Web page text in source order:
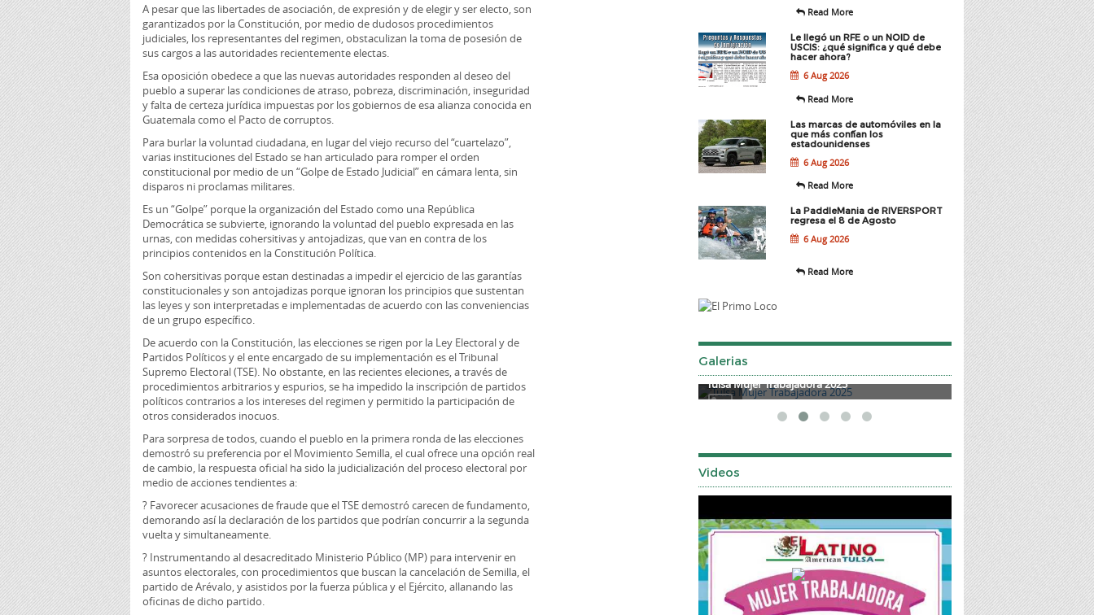
A pesar que las libertades de asociación, de expresión y de elegir y ser electo, son
garantizados por la Constitución, por medio de dudosos procedimientos
judiciales, los representantes del regimen, obstaculizan la toma de posesión de
sus cargos a las autoridades recientemente electas.
Esa oposición obedece a que las nuevas autoridades responden al deseo del
pueblo a superar las condiciones de atraso, pobreza, discriminación, inseguridad
y falta de certeza jurídica impuestas por los gobiernos de esa alianza conocida en
Guatemala como el Pacto de corruptos.
Para burlar la voluntad ciudadana, en lugar del viejo recurso del “cuartelazo”,
varias instituciones del Estado se han articulado para romper el orden
constitucional por medio de un “Golpe de Estado Judicial” en cámara lenta, sin
disparos ni proclamas militares.
Es un “Golpe” porque la organización del Estado como una República
Democrática se subvierte, ignorando la voluntad del pueblo expresada en las
urnas, con medidas cohersitivas y antojadizas, que van en contra de los
principios contenidos en la Constitución Política.
Son cohersitivas porque estan destinadas a impedir el ejercicio de las garantías
constitucionales y son antojadizas porque ignoran los principios que sustentan
las leyes y son interpretadas e implementadas de acuerdo con las conveniencias
de un grupo específico.
De acuerdo con la Constitución, las elecciones se rigen por la Ley Electoral y de
Partidos Políticos y el ente encargado de su implementación es el Tribunal
Supremo Electoral (TSE). No obstante, en las recientes eleciones, a través de
procedimientos arbitrarios y espurios, se ha impedido la inscripción de partidos
políticos contrarios a los intereses del regimen y permitido la participación de
otros considerados inocuos.
Para sorpresa de todos, cuando el pueblo en la primera ronda de las elecciones
demostró su preferencia por el Movimiento Semilla, el cual ofrece una opción real
de cambio, la respuesta oficial ha sido la judicialización del proceso electoral por
medio de acciones tendientes a:
? Favorecer acusaciones de fraude que el TSE demostró carecen de fundamento,
demorando así la declaración de los partidos que podrían concurrir a la segunda
vuelta y simultaneamente.
? Instrumentando al desacreditado Ministerio Público (MP) para intervenir en
asuntos electorales, con procedimientos que buscan la cancelación de Semilla, el
partido de Arévalo, y asistidos por la fuerza pública y el Ejército, allanando las
oficinas de dicho partido.
Read More
Le llegó un RFE o un NOID de
USCIS: ¿qué significa y qué debe
hacer ahora?
6 Aug 2026
Read More
Las marcas de automóviles en la
que más confían los
estadounidenses
6 Aug 2026
Read More
La PaddleMania de RIVERSPORT
regresa el 8 de Agosto
6 Aug 2026
Read More
Galerias
Señor de los Milagros 2025
Tulsa Mujer Trabajadora 2025 Mother's Day 2025
Videos